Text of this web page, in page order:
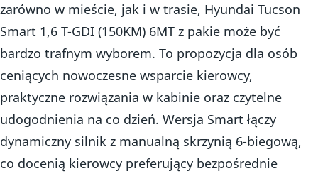
zarówno w mieście, jak i w trasie, Hyundai Tucson
Smart 1,6 T-GDI (150KM) 6MT z pakie może być
bardzo trafnym wyborem. To propozycja dla osób
ceniących nowoczesne wsparcie kierowcy,
praktyczne rozwiązania w kabinie oraz czytelne
udogodnienia na co dzień. Wersja Smart łączy
dynamiczny silnik z manualną skrzynią 6-biegową,
co docenią kierowcy preferujący bezpośrednie